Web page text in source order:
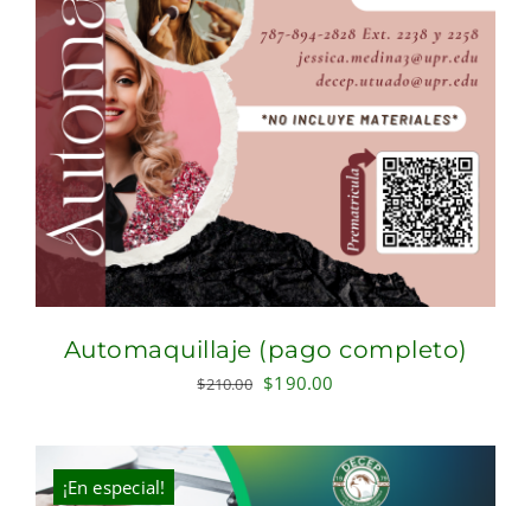
Automaquillaje (pago completo)
$210.00 Original
was:
$210.00.
$190.00
is:
$190.00.
¡En especial!